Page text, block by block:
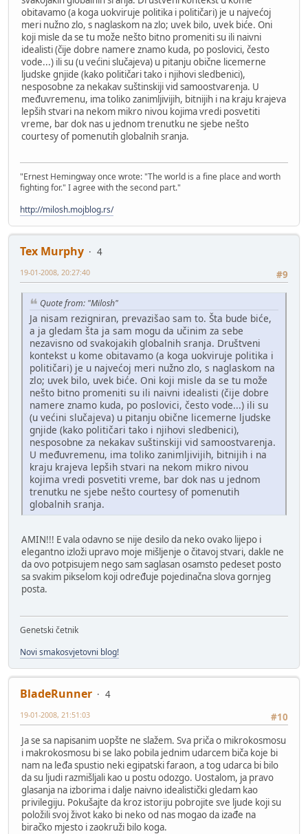
obitavamo (a koga uokviruje politika i političari) je u najvećoj
meri nužno zlo, s naglaskom na zlo; uvek bilo, uvek biće. Oni
koji misle da se tu može nešto bitno promeniti su ili naivni
idealisti (čije dobre namere znamo kuda, po poslovici, često
vode...) ili su (u većini slučajeva) u pitanju obične licemerne
ljudske gnjide (kako političari tako i njihovi sledbenici),
nesposobne za nekakav suštinskiji vid samoostvarenja. U
međuvremenu, ima toliko zanimljivijih, bitnijih i na kraju krajeva
lepših stvari na nekom mikro nivou kojima vredi posvetiti
vreme, bar dok nas u jednom trenutku ne sjebe nešto
courtesy of pomenutih globalnih sranja.
"Ernest Hemingway once wrote: "The world is a fine place and worth
fighting for." I agree with the second part."
http://milosh.mojblog.rs/
Tex Murphy
4
#9
19-01-2008, 20:27:40
Quote from: "Milosh"
Ja nisam rezigniran, prevazišao sam to. Šta bude biće,
a ja gledam šta ja sam mogu da učinim za sebe
nezavisno od svakojakih globalnih sranja. Društveni
kontekst u kome obitavamo (a koga uokviruje politika i
političari) je u najvećoj meri nužno zlo, s naglaskom na
zlo; uvek bilo, uvek biće. Oni koji misle da se tu može
nešto bitno promeniti su ili naivni idealisti (čije dobre
namere znamo kuda, po poslovici, često vode...) ili su
(u većini slučajeva) u pitanju obične licemerne ljudske
gnjide (kako političari tako i njihovi sledbenici),
nesposobne za nekakav suštinskiji vid samoostvarenja.
U međuvremenu, ima toliko zanimljivijih, bitnijih i na
kraju krajeva lepših stvari na nekom mikro nivou
kojima vredi posvetiti vreme, bar dok nas u jednom
trenutku ne sjebe nešto courtesy of pomenutih
globalnih sranja.
AMIN!!! E vala odavno se nije desilo da neko ovako lijepo i
elegantno izloži upravo moje mišljenje o čitavoj stvari, dakle ne
da ovo potpisujem nego sam saglasan osamsto pedeset posto
sa svakim pikselom koji određuje pojedinačna slova gornjeg
posta.
Genetski četnik
Novi smakosvjetovni blog!
BladeRunner
4
#10
19-01-2008, 21:51:03
Ja se sa napisanim uopšte ne slažem. Sva priča o mikrokosmosu
i makrokosmosu bi se lako pobila jednim udarcem biča koje bi
nam na leđa spustio neki egipatski faraon, a tog udarca bi bilo
da su ljudi razmišljali kao u postu odozgo. Uostalom, ja pravo
glasanja na izborima i dalje naivno idealistički gledam kao
privilegiju. Pokušajte da kroz istoriju pobrojite sve ljude koji su
položili svoj život kako bi neko od nas mogao da izađe na
biračko mjesto i zaokruži bilo koga.